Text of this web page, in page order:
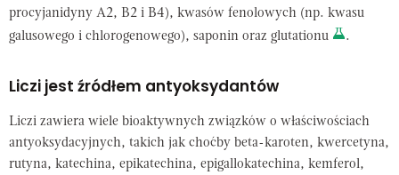
procyjanidyny A2, B2 i B4), kwasów fenolowych (np. kwasu
galusowego i chlorogenowego), saponin oraz glutationu
.
Liczi jest źródłem antyoksydantów
Liczi zawiera wiele bioaktywnych związków o właściwościach
antyoksydacyjnych, takich jak choćby beta-karoten, kwercetyna,
rutyna, katechina, epikatechina, epigallokatechina, kemferol,